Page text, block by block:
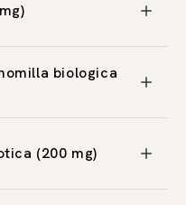
biologica
(200 mg)